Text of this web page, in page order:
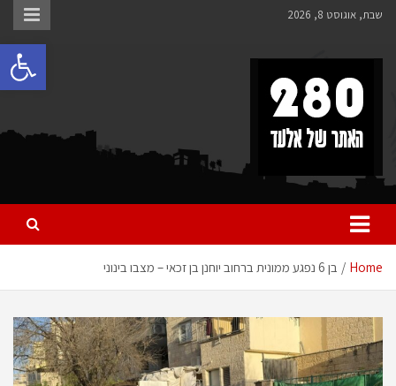
Skipשבת, אוגוסט 8, 2026
280 – חדשות אלעד
כל מה שחדש ומעניין באלעד
Home בן 6 נפגע ממונית ברחוב יוחנן בן זכאי – מצבו בינוני